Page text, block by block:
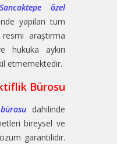
Sancaktepe özel
yapılan tüm
resmi araştırma
hukuka aykırı
etmemektedir.
Bürosu
dahilinde
bireysel ve
garantilidir.